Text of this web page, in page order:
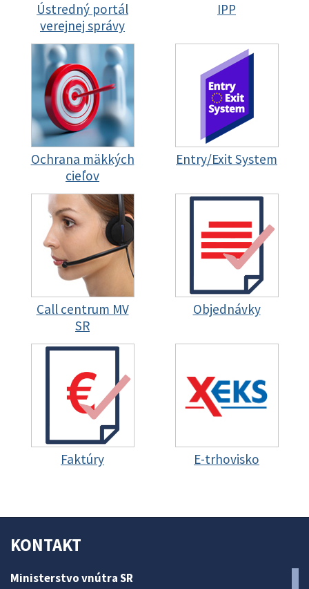
Ústredný portál
verejnej správy
IPP
Ochrana mäkkých
cieľov
Entry/Exit System
Call centrum MV
SR
Objednávky
Faktúry E-trhovisko
KONTAKT
Ministerstvo vnútra SR